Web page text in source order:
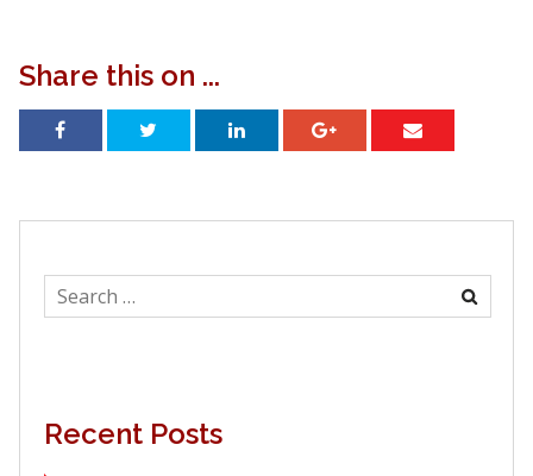
Share this on ...
Search
for:
Recent Posts